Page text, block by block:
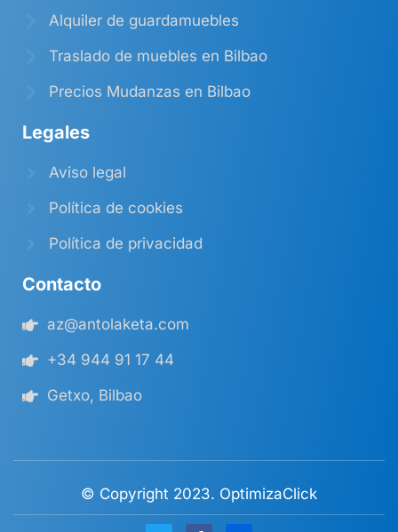
Alquiler de guardamuebles
Traslado de muebles en Bilbao
Precios Mudanzas en Bilbao
Legales
Aviso legal
Política de cookies
Política de privacidad
Contacto
az@antolaketa.com
+34 944 91 17 44
Getxo, Bilbao
© Copyright 2023. OptimizaClick